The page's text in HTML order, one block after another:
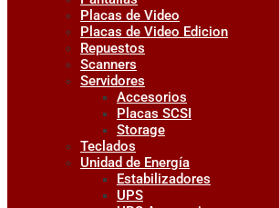
Placas de Video
Placas de Video Edicion
Repuestos
Scanners
Servidores
Accesorios
Placas SCSI
Storage
Teclados
Unidad de Energía
Estabilizadores
UPS